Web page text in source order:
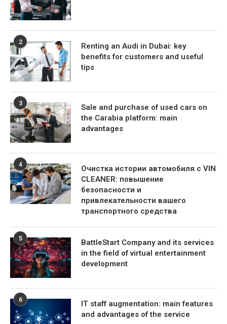
2
Renting an Audi in Dubai: key
benefits for customers and useful
tips
3
Sale and purchase of used cars on
the Carabia platform: main
advantages
4
Очистка истории автомобиля с VIN
CLEANER: повышение
безопасности и
привлекательности вашего
транспортного средства
5
BattleStart Company and its services
in the field of virtual entertainment
development
6
IT staff augmentation: main features
and advantages of the service